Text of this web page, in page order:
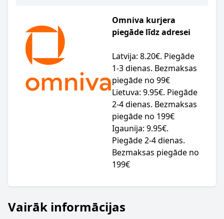
Omniva kurjera
piegāde līdz adresei
Latvija: 8.20€. Piegāde
1-3 dienas. Bezmaksas
piegāde no 99€
Lietuva: 9.95€. Piegāde
2-4 dienas. Bezmaksas
piegāde no 199€
Igaunija: 9.95€.
Piegāde 2-4 dienas.
Bezmaksas piegāde no
199€
Vairāk informācijas